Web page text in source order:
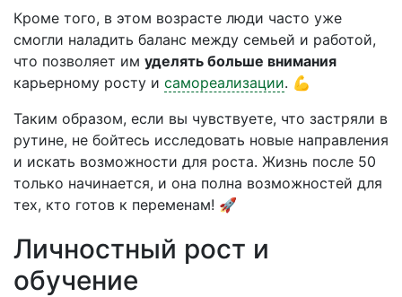
Кроме того, в этом возрасте люди часто уже
смогли наладить баланс между семьей и работой,
что позволяет им уделять больше внимания
карьерному росту и самореализации. 💪
Таким образом, если вы чувствуете, что застряли в
рутине, не бойтесь исследовать новые направления
и искать возможности для роста. Жизнь после 50
только начинается, и она полна возможностей для
тех, кто готов к переменам! 🚀
Личностный рост и
обучение